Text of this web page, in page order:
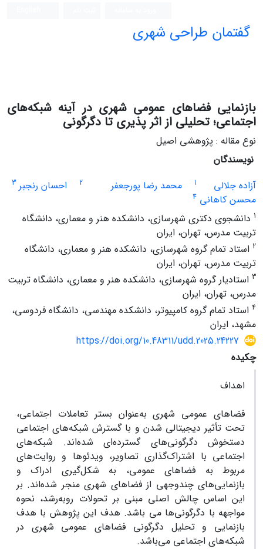
گفتمان طراحی شهری
بازنمایی فضاهای عمومی شهری در آینه شبکه‌های
اجتماعی؛ تحلیلی از اثر پذیری تا دگرگونی
نوع مقاله : پژوهشی اصیل
نویسندگان
آزاده جلالی
1 محمد رضا پورجعفر 2 احسان رنجبر 3
محسن کاهانی 4
1 دانشجوی دکتری شهرسازی، دانشکده هنر و معماری، دانشگاه
تربیت مدرس، تهران، ایران
2 استاد تمام گروه شهرسازی، دانشکده هنر و معماری، دانشگاه
تربیت مدرس، تهران، ایران
3 استادیار گروه شهرسازی، دانشکده هنر و معماری، دانشگاه تربیت
مدرس، تهران، ایران
4 استاد تمام گروه کامپیوتر، دانشکده مهندسی، دانشگاه فردوسی،
مشهد، ایران
https://doi.org/10.48311/udd.2025.24227
چکیده
اهداف
فضاهای عمومی شهری به‌عنوان بستر تعاملات اجتماعی،
تحت تأثیر دیجیتالی شدن و با گسترش شبکه‌های اجتماعی
دستخوش دگرگونی‌های گسترده‌ای شده‌اند. شبکه‌های
اجتماعی با اشتراک‌گذاری تصاویر، ویدئوها و روایت‌های
مربوط به فضاهای عمومی، به شکل‌گیری ادراک و
بازنمایی‌های چندوجهی از فضاهای شهری منجر شده‌اند. بر
این اساس چالش اصلی مبنی بر تحولات روبه‌رشد، نحوه
مواجهه با دگرگونی‌ها می باشد. هدف این پژوهش با هدف
بازنمایی و تحلیل دگرگونی فضاهای عمومی شهری در
شبکه‌های اجتماعی می‌باشد.